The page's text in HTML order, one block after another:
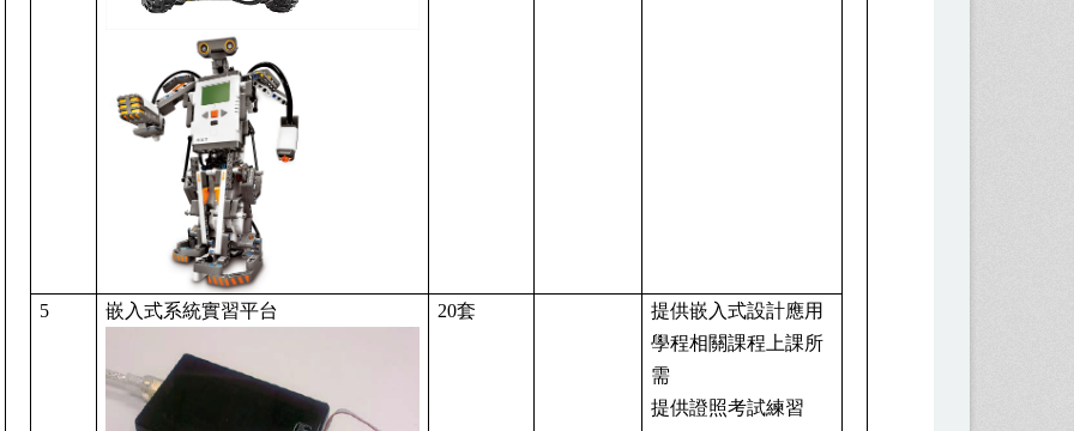
5 嵌入式系統實習平台 20套
提供嵌入式設計應用
學程相關課程上課所
需
提供證照考試練習